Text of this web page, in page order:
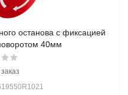
останова с фиксацией
40мм